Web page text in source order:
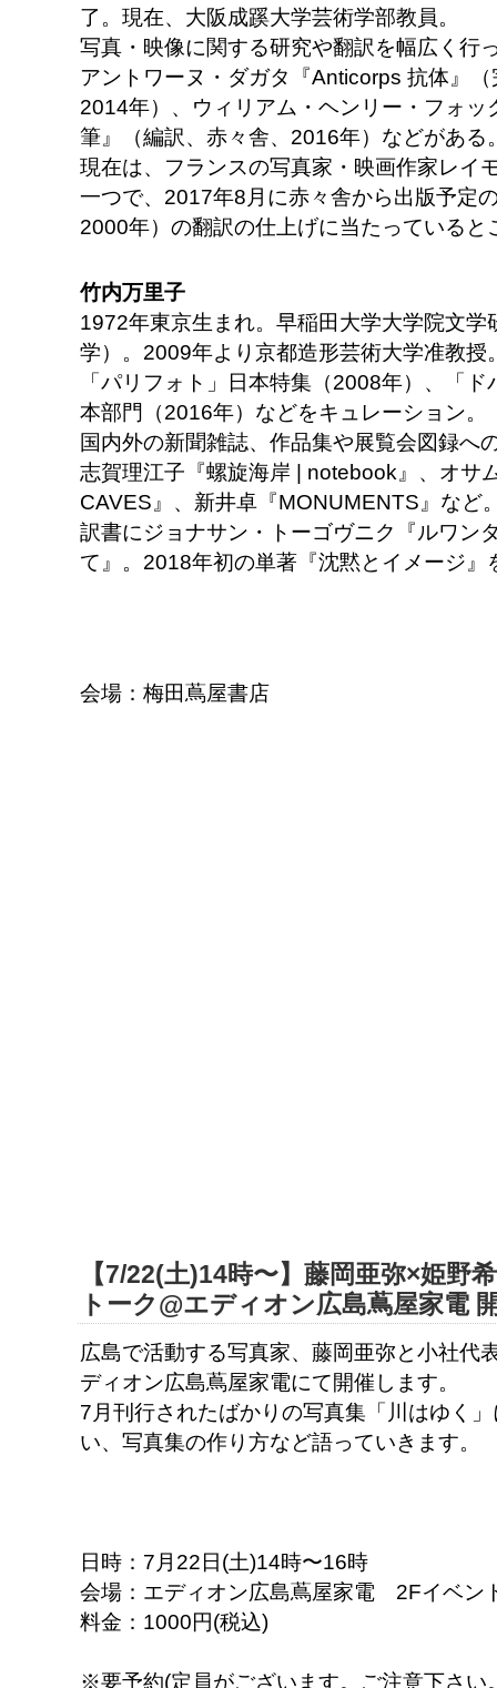
了。現在、大阪成蹊大学芸術学部教員。
写真・映像に関する研究や翻訳を幅広く行
アントワーヌ・ダガタ『Anticorps 抗体』
2014年）、ウィリアム・ヘンリー・フォ
筆』（編訳、赤々舎、2016年）などがある
現在は、フランスの写真家・映画作家レイ
一つで、2017年8月に赤々舎から出版予定
2000年）の翻訳の仕上げに当たっていると
竹内万里子
1972年東京生まれ。早稲田大学大学院文学
学）。2009年より京都造形芸術大学准教授
「パリフォト」日本特集（2008年）、「
本部門（2016年）などをキュレーション。
国内外の新聞雑誌、作品集や展覧会図録へ
志賀理江子『螺旋海岸 | notebook』、オサ
CAVES』、新井卓『MONUMENTS』など
訳書にジョナサン・トーゴヴニク『ルワ
て』。2018年初の単著『沈黙とイメージ』
会場：梅田蔦屋書店
【7/22(土)14時〜】藤岡亜弥×姫野
トーク@エディオン広島蔦屋家電
広島で活動する写真家、藤岡亜弥と小社代
ディオン広島蔦屋家電にて開催します。
7月刊行されたばかりの写真集「川はゆく
い、写真集の作り方など語っていきます。
日時：7月22日(土)14時〜16時
会場：エディオン広島蔦屋家電 2Fイベン
料金：1000円(税込)
※要予約(定員がございます。ご注意下さい